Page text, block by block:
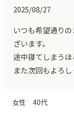
2025/08/27
いつも希望通り
ざいます。
途中寝てしまうほ
また次回もよろし
女性 40代